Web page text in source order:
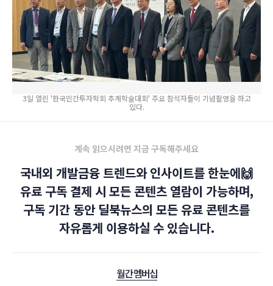
3일 열린 '한국민간투자학회 추계학술대회' 주요 참석자들이 기념촬영을 하고
있다.
계속 읽으시려면 지금 구독해주세요
국내외 개발금융 트렌드와 인사이트를 한눈에🙌
유료 구독 결제 시 모든 콘텐츠 열람이 가능하며,
구독 기간 동안 딜북뉴스의 모든 유료 콘텐츠를
자유롭게 이용하실 수 있습니다.
월간 멤버십